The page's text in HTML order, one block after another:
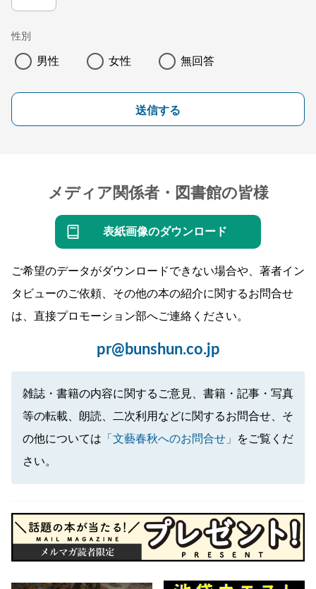
性別
男性 女性 無回答
送信する
メディア関係者・図書館の皆様
表紙画像のダウンロード
ご希望のデータがダウンロードできない場合や、著者イン
タビューのご依頼、その他の本の紹介に関するお問合せ
は、直接プロモーション部へご連絡ください。
pr@bunshun.co.jp
雑誌・書籍の内容に関するご意見、書籍・記事・写真
等の転載、朗読、二次利用などに関するお問合せ、そ
の他については 「文藝春秋へのお問合せ」
をご覧くだ
さい。